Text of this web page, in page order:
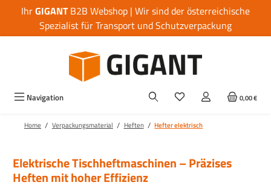
Zum Hauptinhalt springen
IhrGIGANTB2B Webshop | Wir sind der österreichische
Spezialist für Transport und Schutzverpackung
Navigation 0,00 €
Home / Verpackungsmaterial / Heften / Hefter elektrisch
Elektrische Tischheftmaschinen – Präzises
Heften mit hoher Effizienz